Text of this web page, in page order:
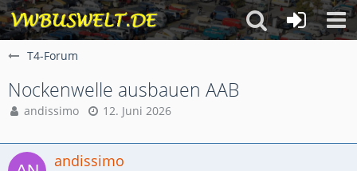
T4-Forum
Nockenwelle ausbauen AAB
andissimo 12. Juni 2026
andissimo